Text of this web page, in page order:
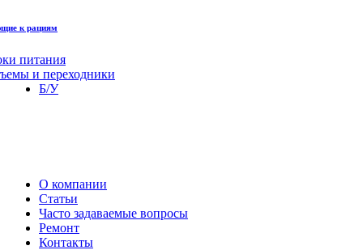
к рациям
питания
и переходники
Б/У
О компании
Статьи
Часто задаваемые вопросы
Ремонт
Контакты